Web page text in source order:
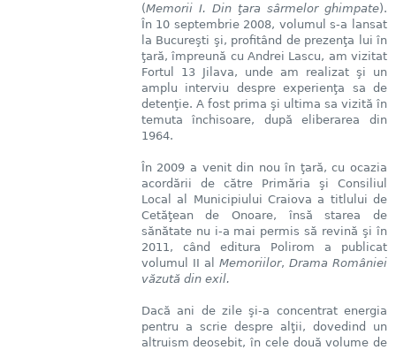
(Memorii I. Din ţara sârmelor ghimpate).
În 10 septembrie 2008, volumul s-a lansat
la Bucureşti şi, profitând de prezenţa lui în
ţară, împreună cu Andrei Lascu, am vizitat
Fortul 13 Jilava, unde am realizat şi un
amplu interviu despre experienţa sa de
detenţie. A fost prima şi ultima sa vizită în
temuta închisoare, după eliberarea din
1964.
În 2009 a venit din nou în ţară, cu ocazia
acordării de către Primăria şi Consiliul
Local al Municipiului Craiova a titlului de
Cetăţean de Onoare, însă starea de
sănătate nu i-a mai permis să revină şi în
2011, când editura Polirom a publicat
volumul II al Memoriilor, Drama României
văzută din exil.
Dacă ani de zile şi-a concentrat energia
pentru a scrie despre alţii, dovedind un
altruism deosebit, în cele două volume de